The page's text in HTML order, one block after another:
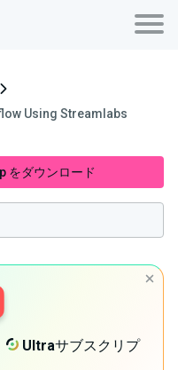
Using Streamlabs
をダウンロード
Ultraサブスクリプ